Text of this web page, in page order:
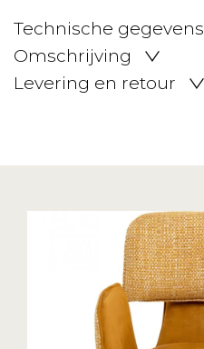
Technische gegevens
Omschrijving
Levering en retour